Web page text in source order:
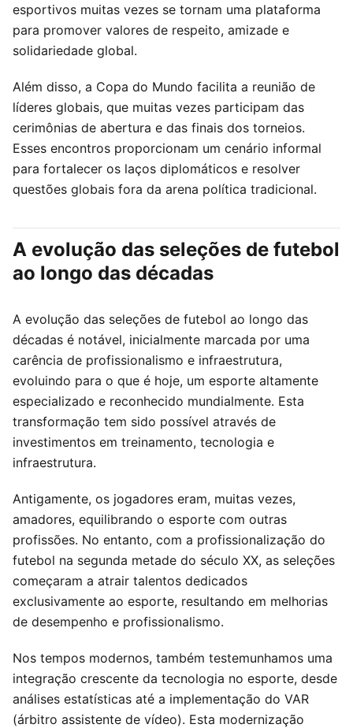
esportivos muitas vezes se tornam uma plataforma
para promover valores de respeito, amizade e
solidariedade global.
Além disso, a Copa do Mundo facilita a reunião de
líderes globais, que muitas vezes participam das
cerimônias de abertura e das finais dos torneios.
Esses encontros proporcionam um cenário informal
para fortalecer os laços diplomáticos e resolver
questões globais fora da arena política tradicional.
A evolução das seleções de futebol
ao longo das décadas
A evolução das seleções de futebol ao longo das
décadas é notável, inicialmente marcada por uma
carência de profissionalismo e infraestrutura,
evoluindo para o que é hoje, um esporte altamente
especializado e reconhecido mundialmente. Esta
transformação tem sido possível através de
investimentos em treinamento, tecnologia e
infraestrutura.
Antigamente, os jogadores eram, muitas vezes,
amadores, equilibrando o esporte com outras
profissões. No entanto, com a profissionalização do
futebol na segunda metade do século XX, as seleções
começaram a atrair talentos dedicados
exclusivamente ao esporte, resultando em melhorias
de desempenho e profissionalismo.
Nos tempos modernos, também testemunhamos uma
integração crescente da tecnologia no esporte, desde
análises estatísticas até a implementação do VAR
(árbitro assistente de vídeo). Esta modernização